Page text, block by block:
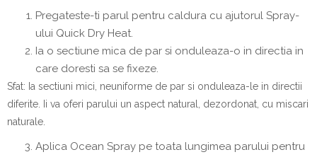
Pregateste-ti parul pentru caldura cu ajutorul Spray-
ului Quick Dry Heat.
Ia o sectiune mica de par si onduleaza-o in directia in
care doresti sa se fixeze.
Sfat: Ia sectiuni mici, neuniforme de par si onduleaza-le in directii
diferite. Ii va oferi parului un aspect natural, dezordonat, cu miscari
naturale.
Aplica Ocean Spray pe toata lungimea parului pentru